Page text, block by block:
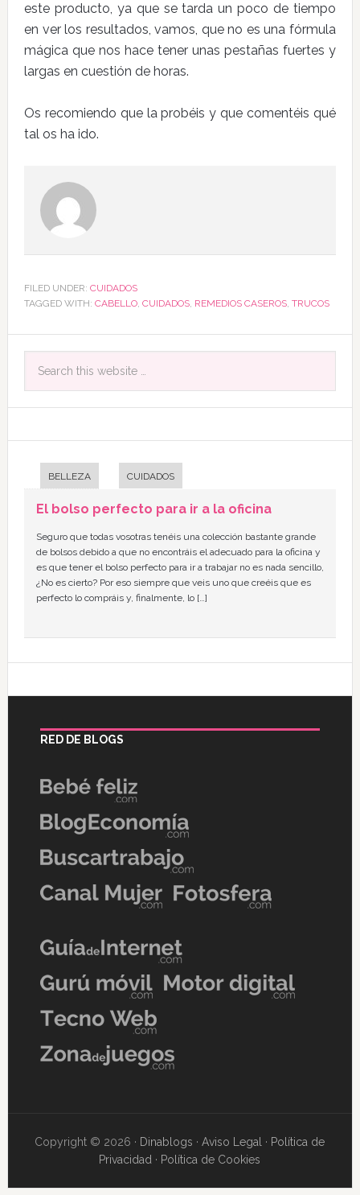
este producto, ya que se tarda un poco de tiempo
en ver los resultados, vamos, que no es una fórmula
mágica que nos hace tener unas pestañas fuertes y
largas en cuestión de horas.
Os recomiendo que la probéis y que comentéis qué
tal os ha ido.
FILED UNDER: CUIDADOS
TAGGED WITH: CABELLO, CUIDADOS, REMEDIOS CASEROS, TRUCOS
BELLEZA CUIDADOS
El bolso perfecto para ir a la oficina
Seguro que todas vosotras tenéis una colección bastante grande
de bolsos debido a que no encontráis el adecuado para la oficina y
es que tener el bolso perfecto para ir a trabajar no es nada sencillo,
¿No es cierto? Por eso siempre que veis uno que creéis que es
perfecto lo compráis y, finalmente, lo […]
RED DE BLOGS
Copyright © 2026 · Dinablogs ·Aviso Legal · Política de
Privacidad · Política de Cookies